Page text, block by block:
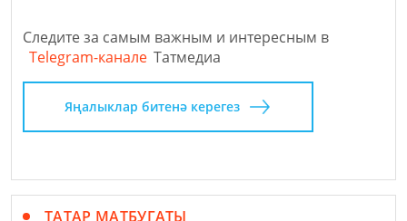
Следите за самым важным и интересным в
Telegram-канале Татмедиа
Яңалыклар битенә керегез
ТАТАР МАТБУГАТЫ